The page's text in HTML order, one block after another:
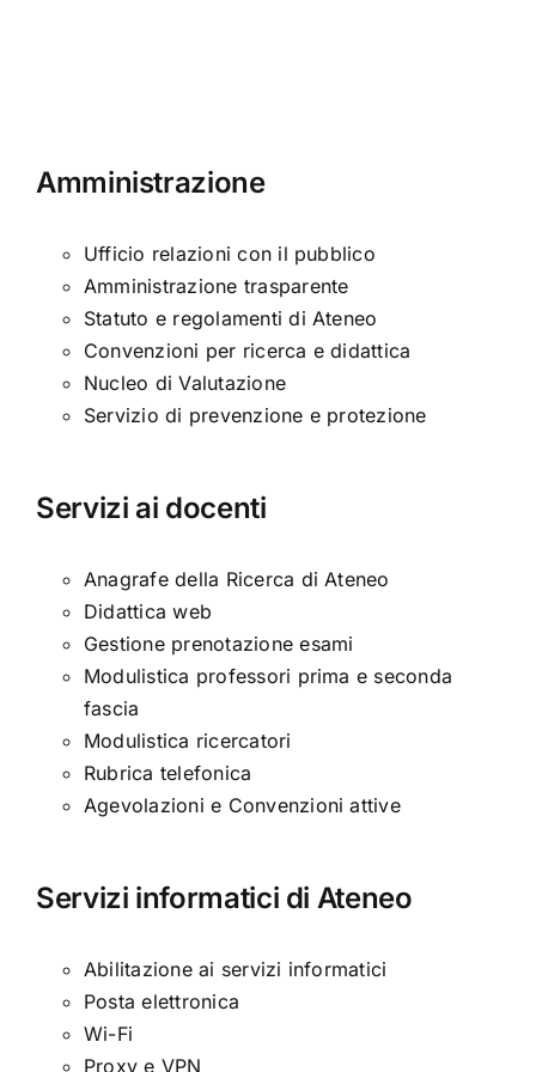
Amministrazione
Ufficio relazioni con il pubblico
Amministrazione trasparente
Statuto e regolamenti di Ateneo
Convenzioni per ricerca e didattica
Nucleo di Valutazione
Servizio di prevenzione e protezione
Servizi ai docenti
Anagrafe della Ricerca di Ateneo
Didattica web
Gestione prenotazione esami
Modulistica professori prima e seconda
fascia
Modulistica ricercatori
Rubrica telefonica
Agevolazioni e Convenzioni attive
Servizi informatici di Ateneo
Abilitazione ai servizi informatici
Posta elettronica
Wi-Fi
Proxy e VPN